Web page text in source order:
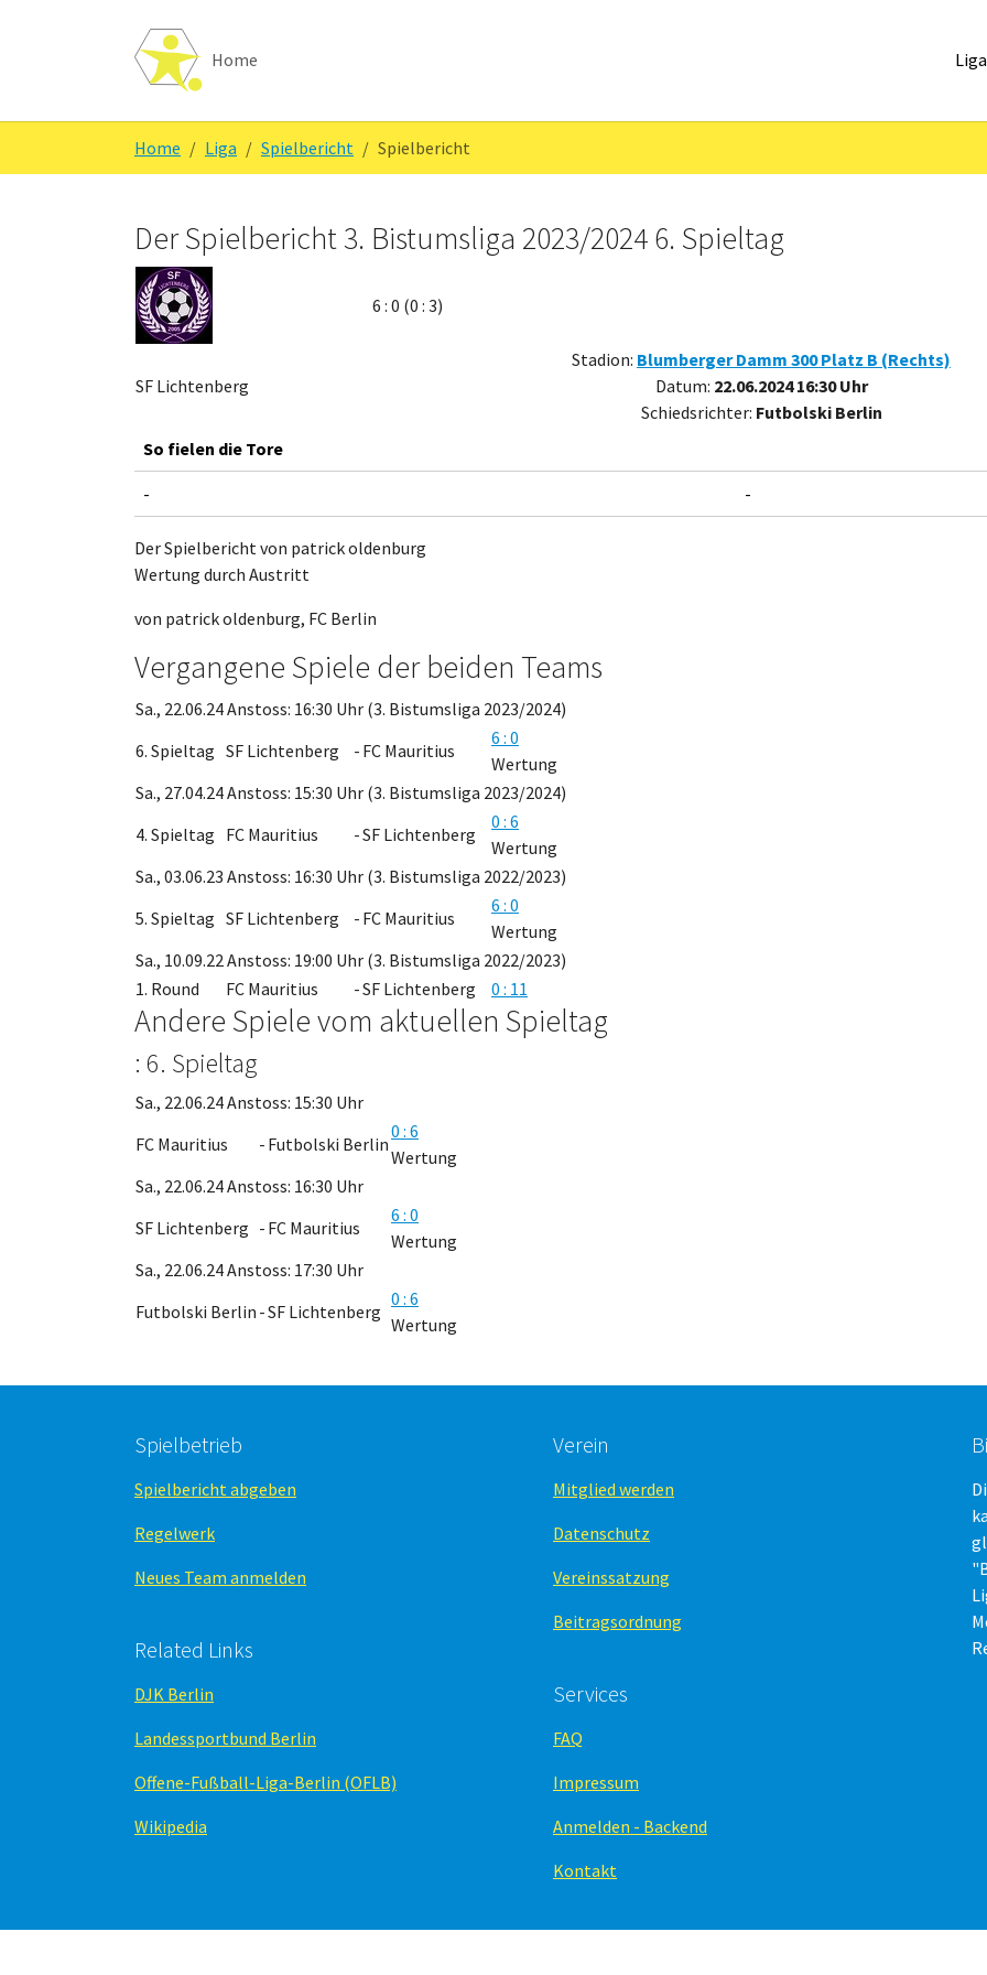
Home Liga
Home Liga Spielbericht Spielbericht
Der Spielbericht 3. Bistumsliga 2023/2024 6. Spieltag
6 : 0 (0 : 3)
SF Lichtenberg
Stadion: Blumberger Damm 300 Platz B (Rechts)
Datum: 22.06.2024 16:30 Uhr
Schiedsrichter: Futbolski Berlin
So fielen die Tore
- -
Der Spielbericht von patrick oldenburg
Wertung durch Austritt
von patrick oldenburg, FC Berlin
Vergangene Spiele der beiden Teams
Sa., 22.06.24 Anstoss: 16:30 Uhr (3. Bistumsliga 2023/2024)
6. Spieltag SF Lichtenberg - FC Mauritius
6 : 0
Wertung
Sa., 27.04.24 Anstoss: 15:30 Uhr (3. Bistumsliga 2023/2024)
4. Spieltag FC Mauritius -SF Lichtenberg
0 : 6
Wertung
Sa., 03.06.23 Anstoss: 16:30 Uhr (3. Bistumsliga 2022/2023)
5. Spieltag SF Lichtenberg - FC Mauritius
6 : 0
Wertung
Sa., 10.09.22 Anstoss: 19:00 Uhr (3. Bistumsliga 2022/2023)
1. Round
FC Mauritius -SF Lichtenberg 0 : 11
Andere Spiele vom aktuellen Spieltag
: 6. Spieltag
Sa., 22.06.24 Anstoss: 15:30 Uhr
FC Mauritius
- Futbolski Berlin
0 : 6
Wertung
Sa., 22.06.24 Anstoss: 16:30 Uhr
SF Lichtenberg - FC Mauritius
6 : 0
Wertung
Sa., 22.06.24 Anstoss: 17:30 Uhr
Futbolski Berlin -SF Lichtenberg
0 : 6
Wertung
Spielbetrieb
Spielbericht abgeben
Regelwerk
Neues Team anmelden
Related Links
DJK Berlin
Landessportbund Berlin
Offene-Fußball-Liga-Berlin (OFLB)
Wikipedia
Verein
Mitglied werden
Datenschutz
Vereinssatzung
Beitragsordnung
Services
FAQ
Impressum
Anmelden - Backend
Kontakt